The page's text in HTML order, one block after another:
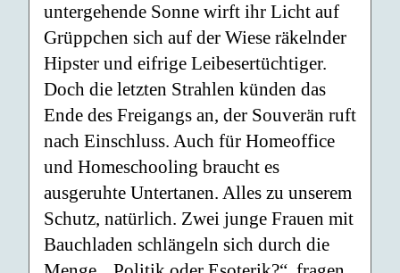
untergehende Sonne wirft ihr Licht auf
Grüppchen sich auf der Wiese räkelnder
Hipster und eifrige Leibesertüchtiger.
Doch die letzten Strahlen künden das
Ende des Freigangs an, der Souverän ruft
nach Einschluss. Auch für Homeoffice
und Homeschooling braucht es
ausgeruhte Untertanen. Alles zu unserem
Schutz, natürlich. Zwei junge Frauen mit
Bauchladen schlängeln sich durch die